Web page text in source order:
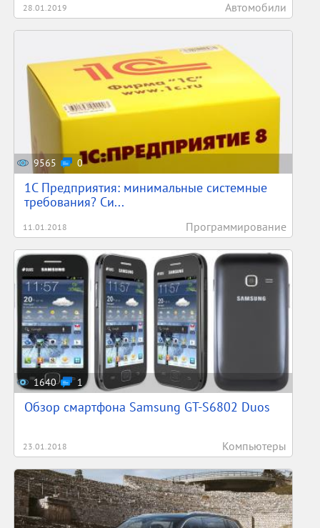
28.01.2019 Автомобили
9565 0
1С Предприятия: минимальные системные
требования? Си...
11.01.2018 Программирование
1640 1
Обзор смартфона Samsung GT-S6802 Duos
23.01.2018 Компьютеры